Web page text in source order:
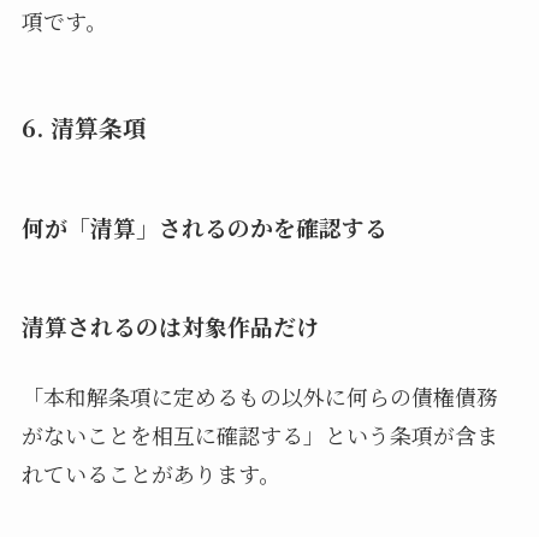
項です。
6. 清算条項
何が「清算」されるのかを確認する
清算されるのは対象作品だけ
「本和解条項に定めるもの以外に何らの債権債務
がないことを相互に確認する」という条項が含ま
れていることがあります。